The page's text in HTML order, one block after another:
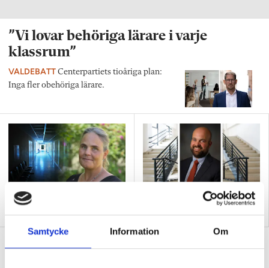
Samtycke Information Om
”Vi lovar behöriga lärare i varje
klassrum”
VALDEBATT Centerpartiets tioåriga plan:
Inga fler obehöriga lärare.
”Så bryter vi hatpratets
”Hur skolan fungerar blir
”Vad ska vår tid räcka till på